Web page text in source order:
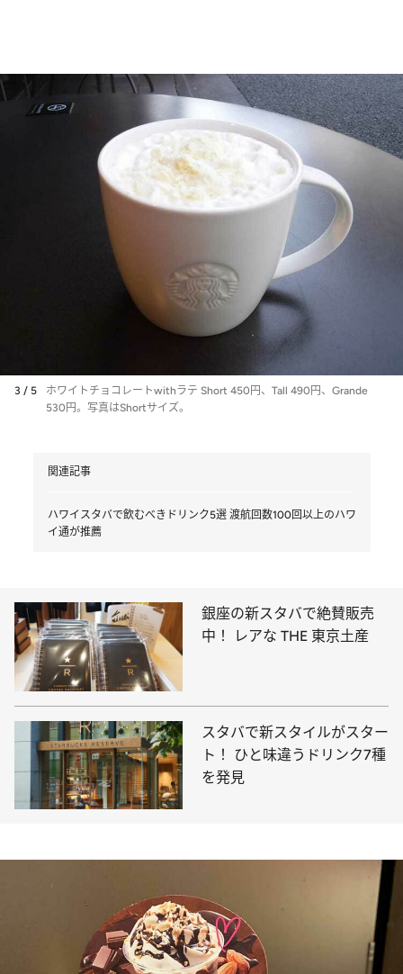
3 / 5
ホワイトチョコレートwithラテ Short 450円、Tall 490円、Grande
530円。写真はShortサイズ。
関連記事
ハワイスタバで飲むべきドリンク5選 渡航回数100回以上のハワ
イ通が推薦
銀座の新スタバで絶賛販売
中！ レアな THE 東京土産
スタバで新スタイルがスター
ト！ ひと味違うドリンク7種
を発見